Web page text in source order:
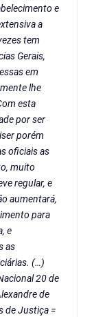
e
a
tem
Gerais,
em
lhe
esta
por ser
porém
oficiais as
muito
regular, e
aumentará,
para
e
as
(…)
20 de
de
de Justiça =